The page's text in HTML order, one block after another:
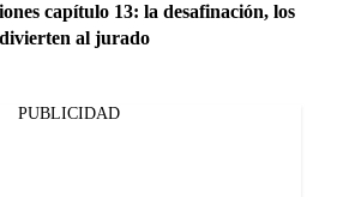
capítulo 13: la desafinación, los
divierten al jurado
PUBLICIDAD